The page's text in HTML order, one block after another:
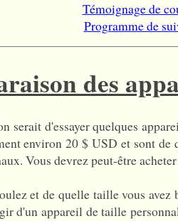
Témoignage de
Programme de
des
serait d'essayer quelques
environ 20 $ USD et sont
Vous devrez peut-être
et de quelle taille vous
d'un appareil de taille